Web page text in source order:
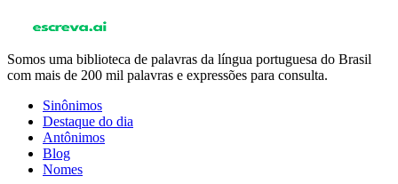
Somos uma biblioteca de palavras da língua portuguesa do Brasil
com mais de 200 mil palavras e expressões para consulta.
Sinônimos
Destaque do dia
Antônimos
Blog
Nomes